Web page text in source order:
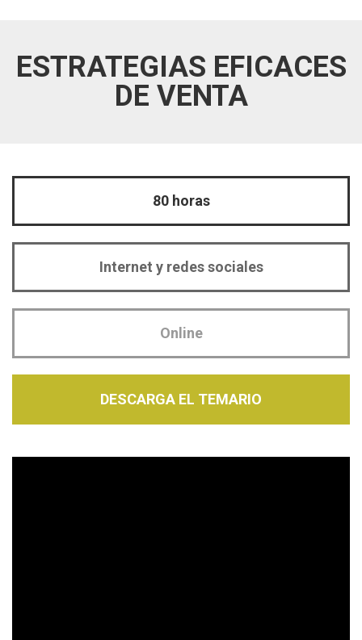
ESTRATEGIAS EFICACES
DE VENTA
80 horas
Internet y redes sociales
Online
DESCARGA EL TEMARIO